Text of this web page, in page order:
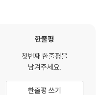
한줄평
첫번째 한줄평을
남겨주세요.
한줄평 쓰기